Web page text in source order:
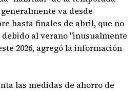
va desde
hasta finales de abril, que no
debido al verano "inusualmente
2026, agregó la información
las medidas de ahorro de